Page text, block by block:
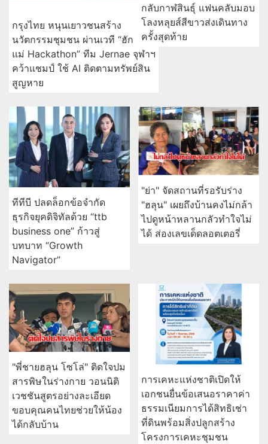
กรุงไทย หนุนเยาวชนสร้าง
นวัตกรรมชุมชน ผ่านเวที “ฮัก
แม่ Hackathon” ทีม Jernae จุฬาฯ
คว้าแชมป์ ใช้ AI ติดตามทรัพย์สิน
สูญหาย
กลับกาฬสินธุ์ แฟนคลับมอบ
โลงหลุยส์สีขาวส่งเดินทาง
ครั้งสุดท้าย
ทีทีบี ปลดล็อกข้อจำกัด
ธุรกิจยุคดิจิทัลด้วย “ttb
business one” ก้าวสู่
บทบาท “Growth
Navigator”
"ย่า" จัดสถานที่รอรับร่าง
"ฮลุน" เผยถึงบ้านคงไม่กล้า
ไปดูหน้าหลานกลัวทำใจไม่
ได้ ส่องเลขเด็ดลอตเตอรี่
"พี่ชายฮลุน โซโล่" ติดใจปม
สารพิษในร่างกาย วอนนิติ
เวชชันสูตรอย่างละเอียด
ขอบคุณคนไทยช่วยให้น้อง
ได้กลับบ้าน
การเคหะแห่งชาติเปิดให้
เอกชนยื่นข้อเสนอราคาค่า
ธรรมเนียมการได้สิทธิเช่า
ที่ดินพร้อมสิ่งปลูกสร้าง
โครงการเคหะชุมชน